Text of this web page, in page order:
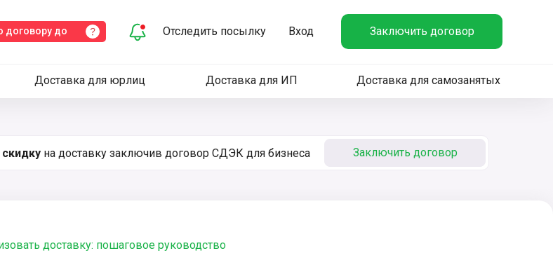
Заключить договор
Доставка для ИП Доставка для самозанятых
Вход
Отследить посылку
Доставка для юрлиц
договору до
на доставку заключив договор СДЭК для бизнеса Заключить договор
доставку: пошаговое руководство